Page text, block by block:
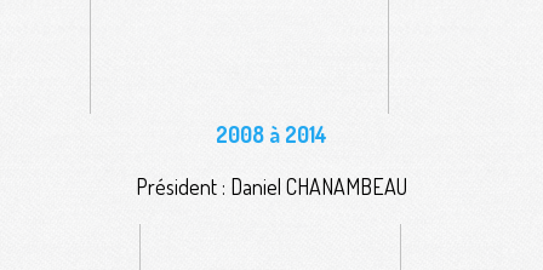
2008 à 2014
Président : Daniel CHANAMBEAU